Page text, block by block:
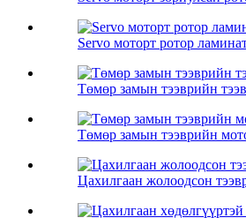
Servo моторт ротор
Төмөр замын тээврийн
Төмөр замын тээврийн
Цахилгаан жолоодсон